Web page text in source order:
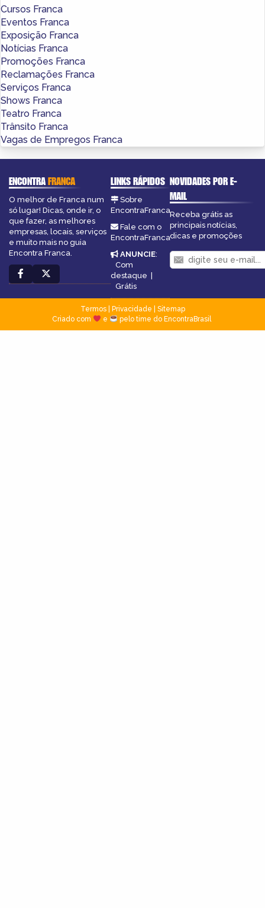
Cursos Franca
Eventos Franca
Exposição Franca
Notícias Franca
Promoções Franca
Reclamações Franca
Serviços Franca
Shows Franca
Teatro Franca
Trânsito Franca
Vagas de Empregos Franca
ENCONTRAFRANCA
O melhor de Franca num
só lugar! Dicas, onde ir, o
que fazer, as melhores
empresas, locais, serviços
e muito mais no guia
Encontra Franca.
LINKS RÁPIDOS
Sobre
EncontraFranca
Fale com o
EncontraFranca
ANUNCIE:
Com
destaque
Grátis
NOVIDADES POR E-
MAIL
Receba grátis as
principais notícias,
dicas e promoções
Termos| Privacidade
Sitemap
Criado com
e pelo time do EncontraBrasil